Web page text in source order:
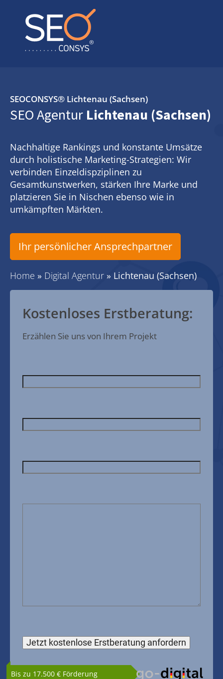
SEOCONSYS® Lichtenau (Sachsen)
SEO Agentur Lichtenau (Sachsen)
Nachhaltige Rankings und konstante Umsätze
durch holistische Marketing-Strategien: Wir
verbinden Einzeldispziplinen zu
Gesamtkunstwerken, stärken Ihre Marke und
platzieren Sie in Nischen ebenso wie in
umkämpften Märkten.
Ihr persönlicher Ansprechpartner
Home » Digital Agentur » Lichtenau (Sachsen)
Kostenloses Erstberatung:
Erzählen Sie uns von Ihrem Projekt
Bis zu 17.500 € Förderung